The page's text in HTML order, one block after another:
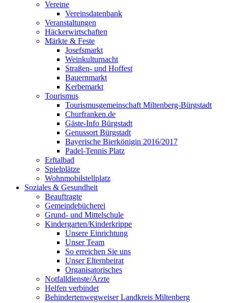
Vereine
Vereinsdatenbank
Veranstaltungen
Häckerwirtschaften
Märkte & Feste
Josefsmarkt
Weinkulturnacht
Straßen- und Hoffest
Bauernmarkt
Kerbemarkt
Tourismus
Tourismusgemeinschaft Miltenberg-Bürgstadt
Churfranken.de
Gäste-Info Bürgstadt
Genussort Bürgstadt
Bayerische Bierkönigin 2016/2017
Padel-Tennis Platz
Erftalbad
Spielplätze
Wohnmobilstellplatz
Soziales & Gesundheit
Beauftragte
Gemeindebücherei
Grund- und Mittelschule
Kindergarten/Kinderkrippe
Unsere Einrichtung
Unser Team
So erreichen Sie uns
Unser Elternbeirat
Organisatorisches
Notfalldienste/Ärzte
Helfen verbindet
Behindertenwegweiser Landkreis Miltenberg